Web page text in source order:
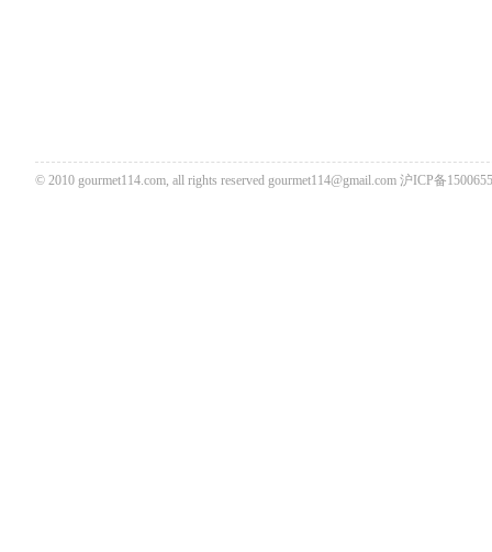
© 2010 gourmet114.com, all rights reserved gourmet114@gmail.com 沪ICP备